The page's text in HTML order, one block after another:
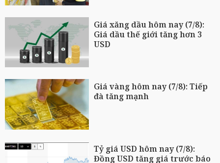
Giá xăng dầu hôm nay (7/8):
Giá dầu thế giới tăng hơn 3
USD
Giá vàng hôm nay (7/8): Tiếp
đà tăng mạnh
Tỷ giá USD hôm nay (7/8):
Đồng USD tăng giá trước báo